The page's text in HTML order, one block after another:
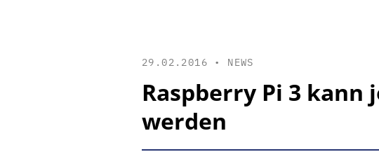
29.02.2016 • NEWS
Raspberry Pi 3 kann
werden